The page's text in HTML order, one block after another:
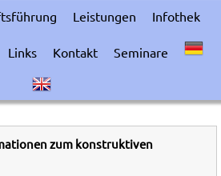
Leistungen Infothek
Links Kontakt Seminare
zum konstruktiven